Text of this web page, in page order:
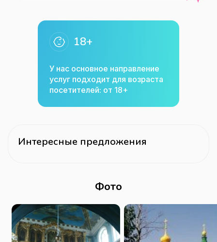
18+
У нас основное направление
услуг подходит для возраста
посетителей: от 18+
Интересные предложения
Фото